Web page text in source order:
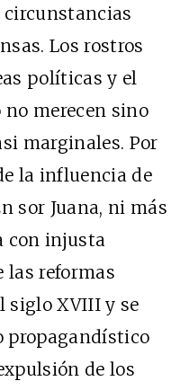
circunstancias
Los rostros
políticas y el
merecen sino
marginales. Por
la influencia de
sor Juana, ni más
con injusta
las reformas
siglo XVIII y se
propagandístico
de los